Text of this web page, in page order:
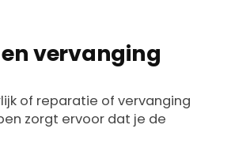
vervanging
of reparatie of vervanging
zorgt ervoor dat je de